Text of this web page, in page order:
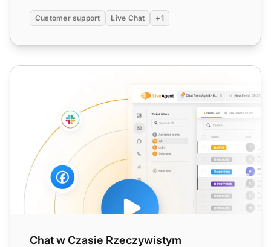
Customer support Live Chat +1
Chat w Czasie Rzeczywistym
Chat w Czasie Rzeczywistym